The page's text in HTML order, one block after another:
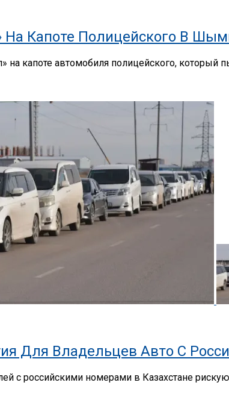
На Капоте Полицейского В
капоте автомобиля полицейского, который
Для Владельцев Авто С
с российскими номерами в Казахстане